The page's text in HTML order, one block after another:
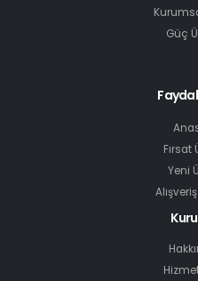
Güç
Fırsat
Yeni